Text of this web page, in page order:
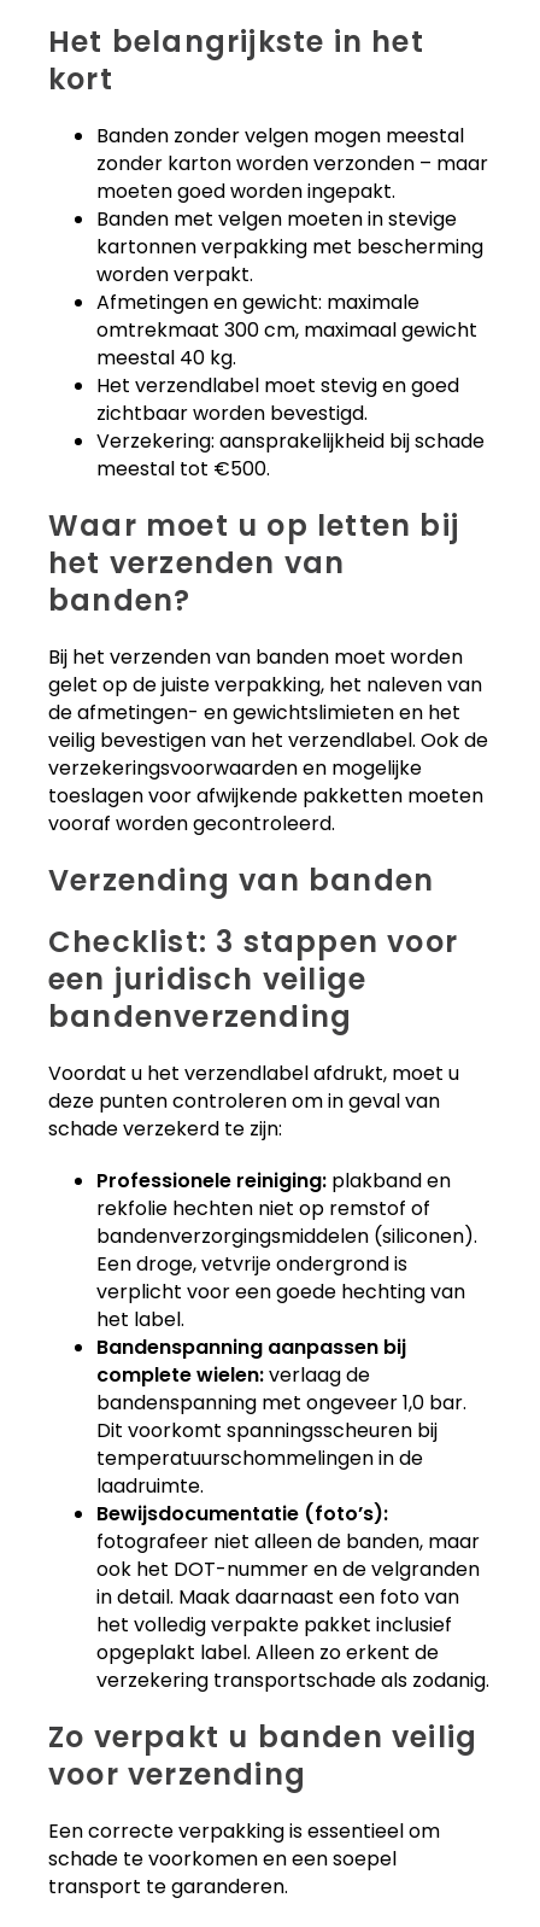
Het belangrijkste in het
kort
Banden zonder velgen mogen meestal
zonder karton worden verzonden – maar
moeten goed worden ingepakt.
Banden met velgen moeten in stevige
kartonnen verpakking met bescherming
worden verpakt.
Afmetingen en gewicht: maximale
omtrekmaat 300 cm, maximaal gewicht
meestal 40 kg.
Het verzendlabel moet stevig en goed
zichtbaar worden bevestigd.
Verzekering: aansprakelijkheid bij schade
meestal tot €500.
Waar moet u op letten bij
het verzenden van
banden?
Bij het verzenden van banden moet worden
gelet op de juiste verpakking, het naleven van
de afmetingen- en gewichtslimieten en het
veilig bevestigen van het verzendlabel. Ook de
verzekeringsvoorwaarden en mogelijke
toeslagen voor afwijkende pakketten moeten
vooraf worden gecontroleerd.
Verzending van banden
Checklist: 3 stappen voor
een juridisch veilige
bandenverzending
Voordat u het verzendlabel afdrukt, moet u
deze punten controleren om in geval van
schade verzekerd te zijn:
Professionele reiniging: plakband en
rekfolie hechten niet op remstof of
bandenverzorgingsmiddelen (siliconen).
Een droge, vetvrije ondergrond is
verplicht voor een goede hechting van
het label.
Bandenspanning aanpassen bij
complete wielen:verlaag de
bandenspanning met ongeveer 1,0 bar.
Dit voorkomt spanningsscheuren bij
temperatuurschommelingen in de
laadruimte.
Bewijsdocumentatie (foto’s):
fotografeer niet alleen de banden, maar
ook het DOT-nummer en de velgranden
in detail. Maak daarnaast een foto van
het volledig verpakte pakket inclusief
opgeplakt label. Alleen zo erkent de
verzekering transportschade als zodanig.
Zo verpakt u banden veilig
voor verzending
Een correcte verpakking is essentieel om
schade te voorkomen en een soepel
transport te garanderen.